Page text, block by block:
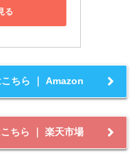
る
ちら ｜ Amazon
ちら ｜ 楽天市場